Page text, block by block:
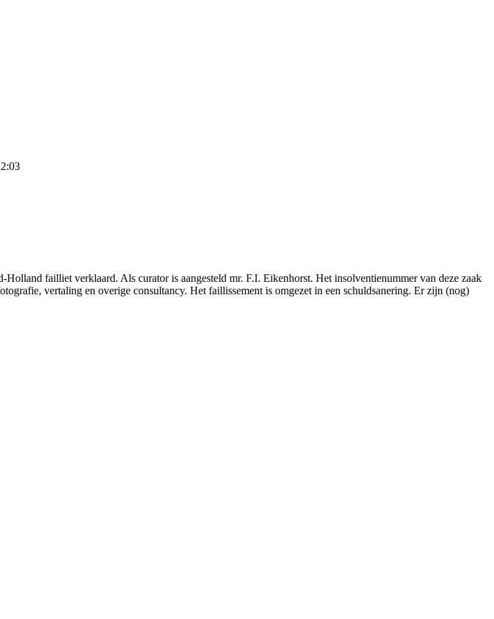
failliet verklaard. Als curator is aangesteld mr. F.I. Eikenhorst. Het insolventienummer van deze zaak
vertaling en overige consultancy. Het faillissement is omgezet in een schuldsanering. Er zijn (nog)